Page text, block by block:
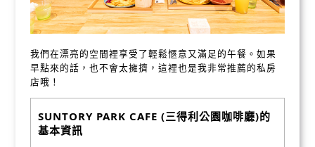
我們在漂亮的空間裡享受了輕鬆愜意又滿足的午餐。如果
早點來的話，也不會太擁擠，這裡也是我非常推薦的私房
店哦！
SUNTORY PARK CAFE (三得利公園咖啡廳)的
基本資訊